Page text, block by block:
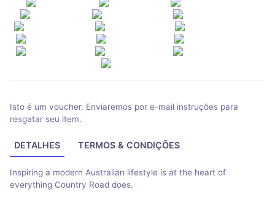
Isto é um voucher. Enviaremos por e-mail instruções para
resgatar seu item.
DETALHES TERMOS & CONDIÇÕES
Inspiring a modern Australian lifestyle is at the heart of
everything Country Road does.